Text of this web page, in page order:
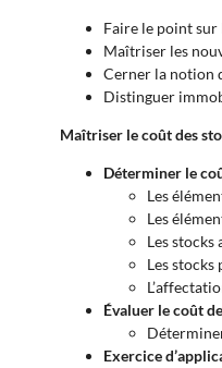
Faire le point sur
Maîtriser les
Cerner la notion
Distinguer
Maîtriser le coût des
Déterminer le
Les
Les
Les
Les
Évaluer le coût
Exercice